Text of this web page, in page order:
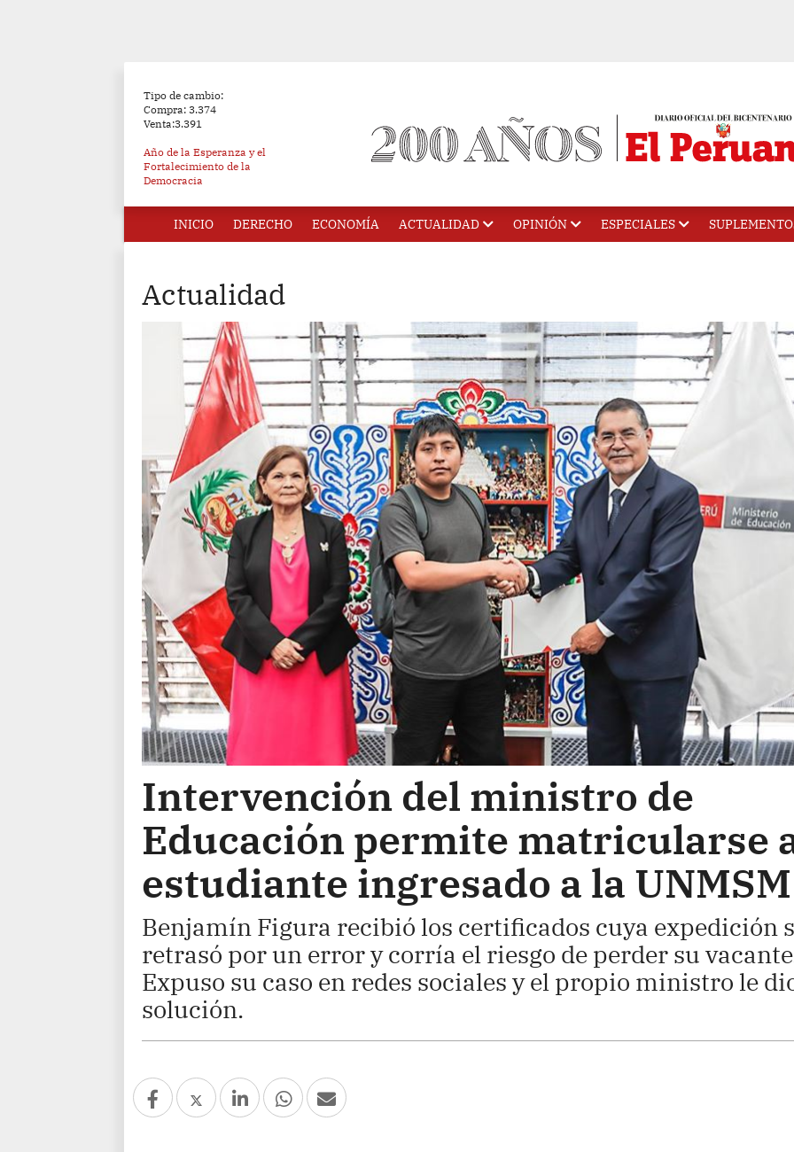
Tipo de cambio:
Compra: 3.374
Venta:3.391
Año de la Esperanza y el
Fortalecimiento de la
Democracia
INICIO DERECHO ECONOMÍA ACTUALIDAD OPINIÓN ESPECIALES
Actualidad
Intervención del ministro de
Educación permite matricularse
estudiante ingresado a la UNMSM
Benjamín Figura recibió los certificados cuya expedición
retrasó por un error y corría el riesgo de perder su
Expuso su caso en redes sociales y el propio ministro le
solución.